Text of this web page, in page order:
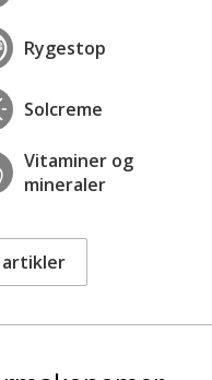
Rygestop
Solcreme
Vitaminer og
mineraler
artikler